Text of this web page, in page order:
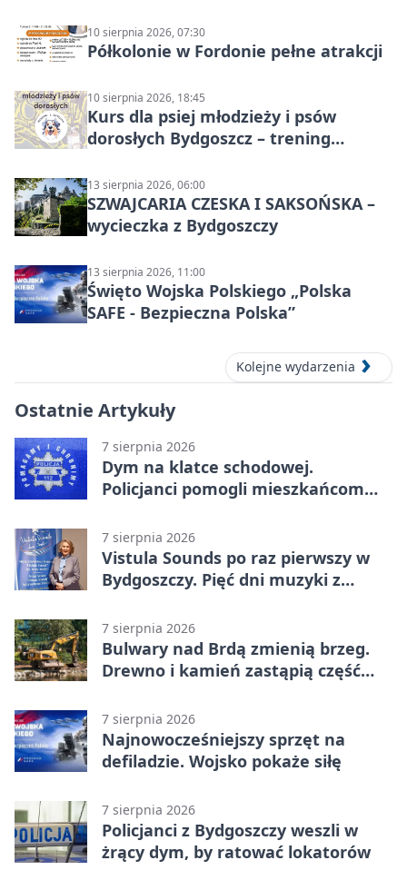
10 sierpnia 2026, 07:30
Półkolonie w Fordonie pełne atrakcji
10 sierpnia 2026, 18:45
Kurs dla psiej młodzieży i psów
dorosłych Bydgoszcz – trening
13 sierpnia 2026, 06:00
SZWAJCARIA CZESKA I SAKSOŃSKA –
wycieczka z Bydgoszczy
13 sierpnia 2026, 11:00
Święto Wojska Polskiego „Polska
SAFE - Bezpieczna Polska”
Kolejne wydarzenia
Ostatnie Artykuły
7 sierpnia 2026
Dym na klatce schodowej.
Policjanci pomogli mieszkańcom
7 sierpnia 2026
Vistula Sounds po raz pierwszy w
Bydgoszczy. Pięć dni muzyki z
7 sierpnia 2026
Bulwary nad Brdą zmienią brzeg.
Drewno i kamień zastąpią część
7 sierpnia 2026
Najnowocześniejszy sprzęt na
defiladzie. Wojsko pokaże siłę
7 sierpnia 2026
Policjanci z Bydgoszczy weszli w
żrący dym, by ratować lokatorów